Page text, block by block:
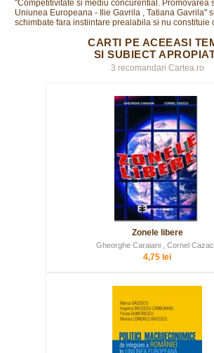
"Competitivitate si mediu concurential. Promovarea
Uniunea Europeana - Ilie Gavrila , Tatiana Gavrila"
schimbate fara instiintare prealabila si nu constituie
CARTI PE ACEEASI
SI SUBIECT
3 recomandari Cartea.ro
Zonele libere
Gheorghe Caraiani , Cornel
4,75 lei